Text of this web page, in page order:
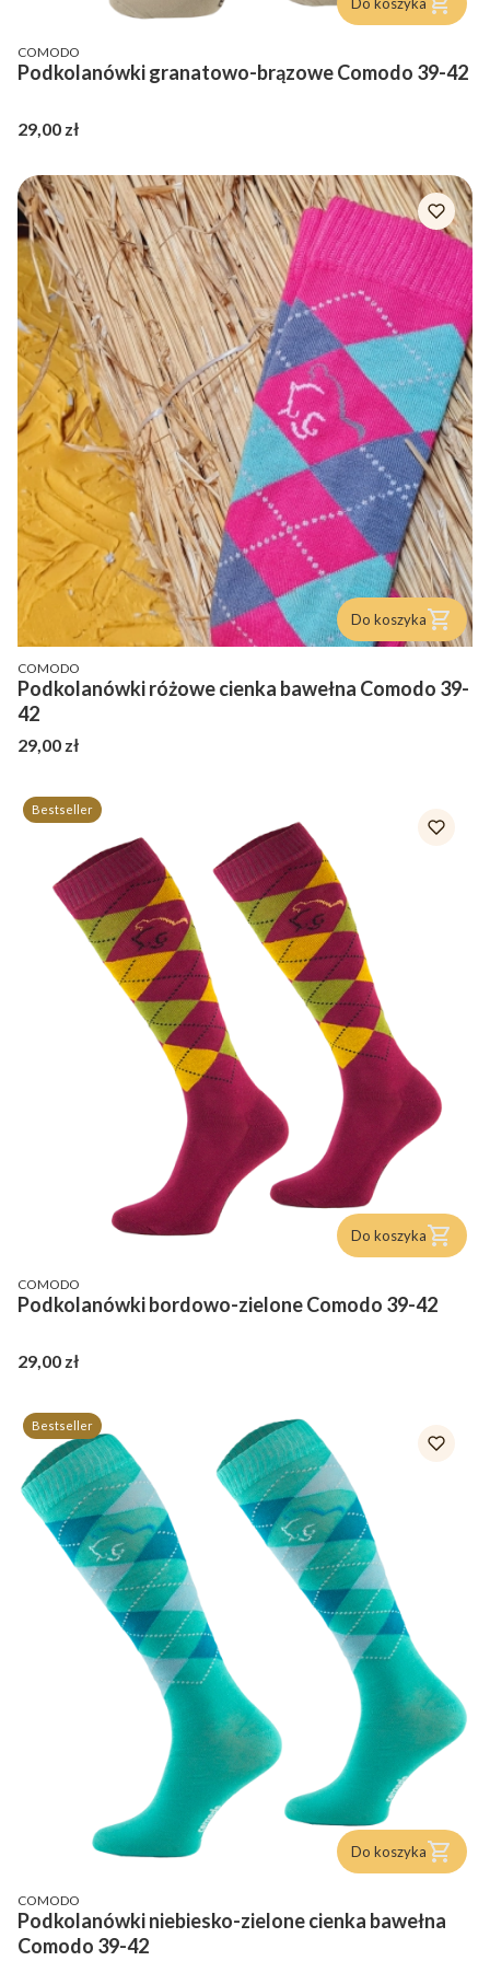
PRODUCENT
COMODO
Podkolanówki granatowo-brązowe Comodo 39-42
Cena
29,00 zł
Do koszyka
PRODUCENT
COMODO
Podkolanówki różowe cienka bawełna Comodo 39-
42
Cena
29,00 zł
Bestseller
Do koszyka
PRODUCENT
COMODO
Podkolanówki bordowo-zielone Comodo 39-42
Cena
29,00 zł
Bestseller
Do koszyka
PRODUCENT
COMODO
Podkolanówki niebiesko-zielone cienka bawełna
Comodo 39-42